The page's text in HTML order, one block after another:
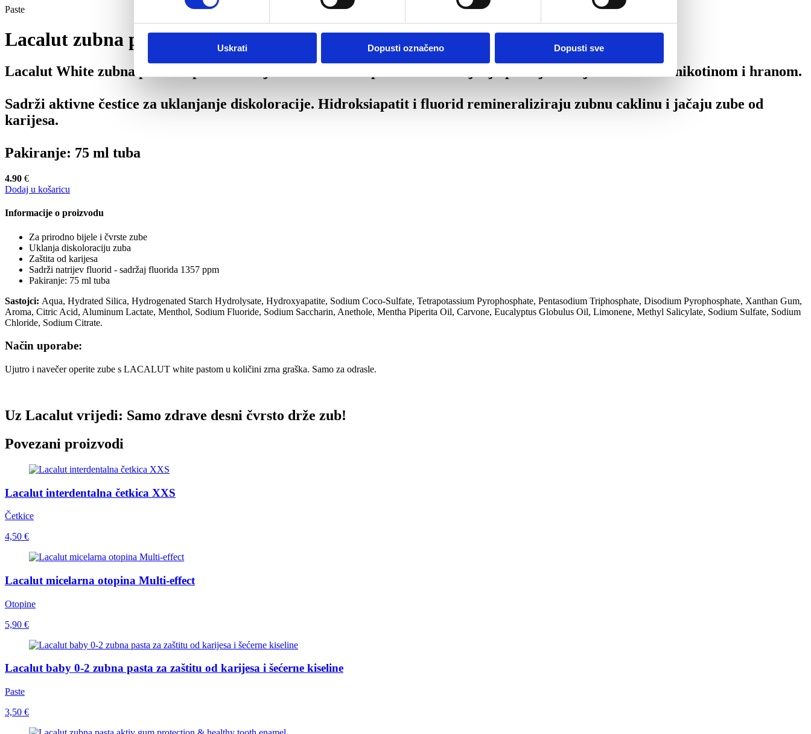
Uskrati Dopusti označeno Dopusti sve
Paste
Lacalut zubna pasta white
Lacalut White zubna pasta za prirodno bijele i čvrste zube pomaže u uklanjanju promjene boje uzrokovane nikotinom i hranom.
Sadrži aktivne čestice za uklanjanje diskoloracije. Hidroksiapatit i fluorid remineraliziraju zubnu caklinu i jačaju zube od
karijesa.
Pakiranje: 75 ml tuba
4.90 €
Dodaj u košaricu
Informacije o proizvodu
Za prirodno bijele i čvrste zube
Uklanja diskoloraciju zuba
Zaštita od karijesa
Sadrži natrijev fluorid - sadržaj fluorida 1357 ppm
Pakiranje: 75 ml tuba
Sastojci: Aqua, Hydrated Silica, Hydrogenated Starch Hydrolysate, Hydroxyapatite, Sodium Coco-Sulfate, Tetrapotassium Pyrophosphate, Pentasodium Triphosphate, Disodium Pyrophosphate, Xanthan Gum,
Aroma, Citric Acid, Aluminum Lactate, Menthol, Sodium Fluoride, Sodium Saccharin, Anethole, Mentha Piperita Oil, Carvone, Eucalyptus Globulus Oil, Limonene, Methyl Salicylate, Sodium Sulfate, Sodium
Chloride, Sodium Citrate.
Način uporabe:
Ujutro i navečer operite zube s LACALUT white pastom u količini zrna graška. Samo za odrasle.
Uz Lacalut vrijedi: Samo zdrave desni čvrsto drže zub!
Povezani proizvodi
Lacalut interdentalna četkica XXS
Četkice
4,50 €
Lacalut micelarna otopina Multi-effect
Otopine
5,90 €
Lacalut baby 0-2 zubna pasta za zaštitu od karijesa i šećerne kiseline
Paste
3,50 €